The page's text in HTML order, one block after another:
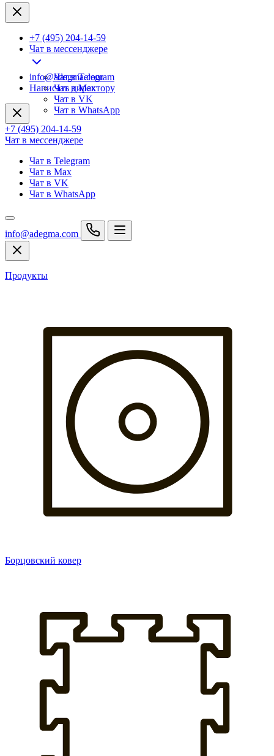
+7 (495) 204-14-59
Чат в мессенджере
Чат в Telegram
Чат в Max
Чат в VK
Чат в WhatsApp
info@adegma.com
Написать директору
+7 (495) 204-14-59
Чат в мессенджере
Чат в Telegram
Чат в Max
Чат в VK
Чат в WhatsApp
info@adegma.com
Продукты
Борцовский ковер